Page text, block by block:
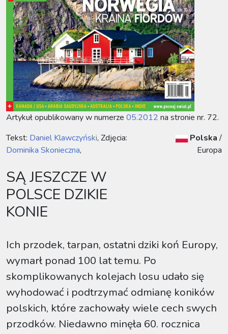
Artykuł opublikowany w numerze 05.2012 na stronie nr. 72.
Tekst: Daniel Klawczyński, Zdjęcia:
Dominika Skonieczna,
SĄ JESZCZE W
POLSCE DZIKIE
KONIE
Polska /
Europa
Ich przodek, tarpan, ostatni dziki koń Europy,
wymarł ponad 100 lat temu. Po
skomplikowanych kolejach losu udało się
wyhodować i podtrzymać odmianę koników
polskich, które zachowały wiele cech swych
przodków. Niedawno minęła 60. rocznica